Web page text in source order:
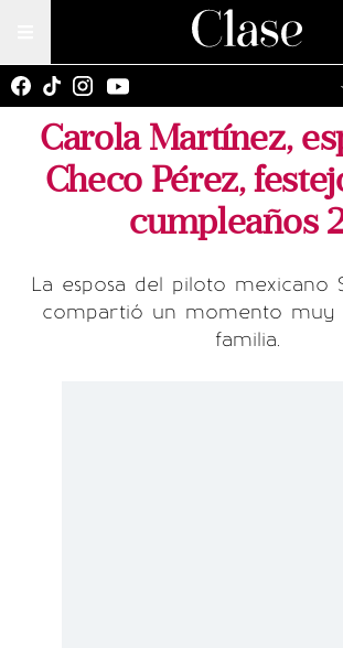
Carola Martínez,
Checo Pérez,
cumpleaños
La esposa del piloto mexicano
compartió un momento muy
familia.